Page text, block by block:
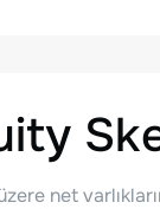
net